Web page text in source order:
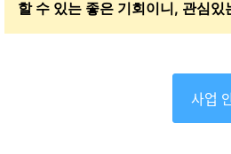
할 수 있는 좋은 기회이니, 관심
사업